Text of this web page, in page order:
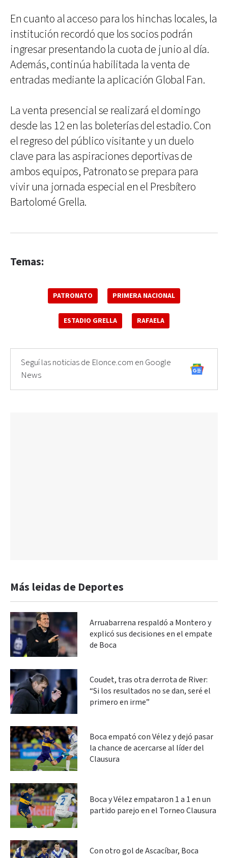
En cuanto al acceso para los hinchas locales, la
institución recordó que los socios podrán
ingresar presentando la cuota de junio al día.
Además, continúa habilitada la venta de
entradas mediante la aplicación Global Fan.
La venta presencial se realizará el domingo
desde las 12 en las boleterías del estadio. Con
el regreso del público visitante y un duelo
clave para las aspiraciones deportivas de
ambos equipos, Patronato se prepara para
vivir una jornada especial en el Presbítero
Bartolomé Grella.
Temas:
PATRONATO PRIMERA NACIONAL
ESTADIO GRELLA RAFAELA
Seguí las noticias de Elonce.com en Google
News
Más leidas de Deportes
Arruabarrena respaldó a Montero y
explicó sus decisiones en el empate
de Boca
Coudet, tras otra derrota de River:
“Si los resultados no se dan, seré el
primero en irme”
Boca empató con Vélez y dejó pasar
la chance de acercarse al líder del
Clausura
Boca y Vélez empataron 1 a 1 en un
partido parejo en el Torneo Clausura
Con otro gol de Ascacíbar, Boca